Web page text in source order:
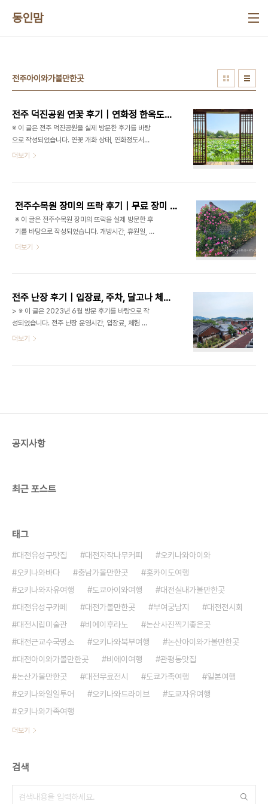
동인맘
전주아이와가볼만한곳
전주 덕진공원 연꽃 후기｜연화정 한옥도서관, 숲놀이터, 주차 총정리
※ 이 글은 전주 덕진공원을 실제 방문한 후기를 바탕
으로 작성되었습니다. 연꽃 개화 상태, 연화정도서관
운영시간, 맘껏하우스 운영 여부, 주차장 이용, 카페
덕진공원은 덕진호를 중심으로 홍련이 피어나는 전
주 대표 연꽃 명소입니다. 연꽃뿐 아니라 연화정도서
관, 연화교, 야호 맘껏 숲놀이터, 맘껏하우스, 취향정,
창포원, 벽진폭포까지 함께 둘러볼 수 있어 아이와 함
께 방문하기에도 좋았습니다. 특히 연꽃 구경은 아이
와 맘껏하우스가 가까이 있어 가족 나들이 코스로도
더보기
전주수목원 장미의 뜨락 후기｜무료 장미 명소, 주차, 환혼 촬영지 총정리
※ 이 글은 전주수목원 장미의 뜨락을 실제 방문한 후
기를 바탕으로 작성되었습니다. 개방시간, 휴원일, 꽃
개화 상태, 교육홍보관 전시, 주차 정보는 시기와 현
천하고 싶어요. 전주수목원은 입장료와 주차요금이
무료인 수목원으로, 계절마다 튤립, 장미, 수국, 연꽃,
단풍 등 다양한 식물을 볼 수 있는 곳입니다. 특히 장
미가 피는 5월 중순부터 5월 말에는 장미의 뜨락이
가장 아름다운 시기입니다. 장미의 뜨락은 드라마 ‘환
회가 선정하는 어워드 오브 가든 엑설런스를 수상한
더보기
전주 난장 후기｜입장료, 주차, 달고나 체험, 아이와 가볼만한 전주 실내 관광지
> ※ 이 글은 2023년 6월 방문 후기를 바탕으로 작
성되었습니다. 전주 난장 운영시간, 입장료, 체험 프
로그램, 카페 운영 여부는 변경될 수 있으니 방문 전
해볼 수 있는 곳이라 세대가 함께 방문하기 괜찮았어
더보기
공지사항
최근 포스트
태그
대전유성구맛집 대전자작나무커피
오키나와아이와
오키나와바다
충남가볼만한곳
홋카이도여행
오키나와자유여행
도쿄아이와여행
대전실내가볼만한곳
대전유성구카페
대전가볼만한곳 부여궁남지
대전전시회
대전시립미술관
비에이후라노
논산사진찍기좋은곳
대전근교수국명소
오키나와북부여행
논산아이와가볼만한곳
대전아이와가볼만한곳
비에이여행
관평동맛집
논산가볼만한곳
대전무료전시 도쿄가족여행
일본여행
오키나와일일투어
오키나와드라이브
도쿄자유여행
오키나와가족여행
더보기
검색